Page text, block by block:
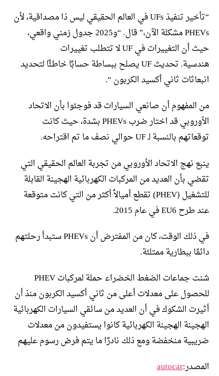
“تأخير تنفيذ UFs في العالم الحقيقي ليس ذا مصداقية، لأن
PHEVs مشكلة الآن،” قال. “و2025 جدول زمني واقعي،
حيث أن التغييرات في UF لا تتطلب تغييرات
هندسية. تحديث UF يصلح ببساطة حسابًا خاطئًا لتحديد
انبعاثات ثاني أكسيد الكربون “.
من المفهوم أن صانعي السيارات قد فوجئوا بأن الاتحاد
الأوروبي قد اختار ضرب PHEVs بشدة، حيث كانت
توقعاتهم بالنسبة لـ UF حوالي نصف ما تم اقتراحه.
ينبع نهج الاتحاد الأوروبي من تجربة العالم الحقيقي التي
تقضي بأن العديد من المركبات الكهربائية الهجينة القابلة
للتشغيل (PHEV) تقطع أميالاً أكثر من التي كانت متوقعة
عند طرح EU6 في عام 2015.
في ذلك الوقت، كان من المفترض أن PHEVs ستبدأ رحلتهم
دائمًا ببطارية ممتلئة.
شنت جماعات الضغط الخضراء حملة لمركبات PHEV
للحصول على معدلات أعلى من ثاني أكسيد الكربون منذ أن
أثيرت الشكوك في أن العديد من سائقي السيارات الكهربائية
الهجينة الهجينة الكهربائية كانوا يستفيدون من معدلات
ضريبية منخفضة ومع ذلك نادرًا ما يتم فرض رسوم عليهم
المصدر:autocar